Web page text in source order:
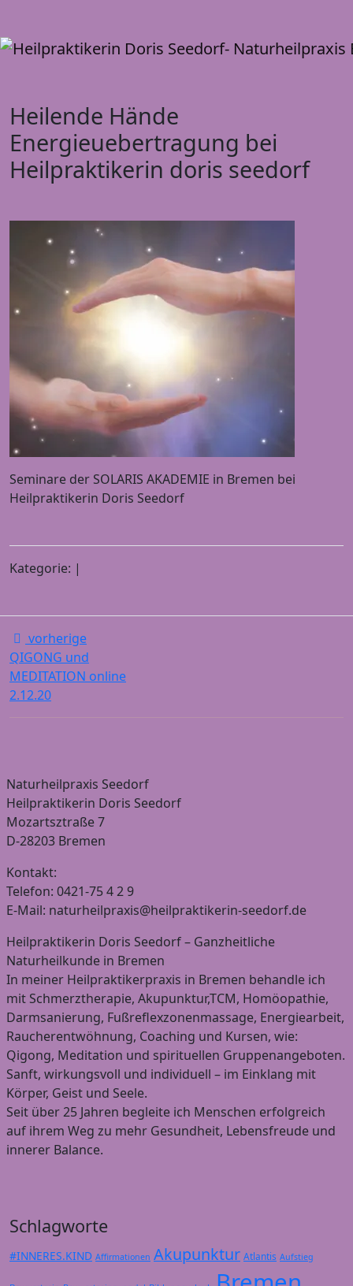
Heilende Hände
Energieuebertragung bei
Heilpraktikerin doris seedorf
Seminare der SOLARIS AKADEMIE in Bremen bei
Heilpraktikerin Doris Seedorf
Kategorie: |
vorherige
QIGONG und
MEDITATION online
2.12.20
Naturheilpraxis Seedorf
Heilpraktikerin Doris Seedorf
Mozartsztraße 7
D-28203 Bremen
Kontakt:
Telefon: 0421-75 4 2 9
E-Mail: naturheilpraxis@heilpraktikerin-seedorf.de
Heilpraktikerin Doris Seedorf – Ganzheitliche
Naturheilkunde in Bremen
In meiner Heilpraktikerpraxis in Bremen behandle ich
mit Schmerztherapie, Akupunktur,TCM, Homöopathie,
Darmsanierung, Fußreflexzonenmassage, Energiearbeit,
Raucherentwöhnung, Coaching und Kursen, wie:
Qigong, Meditation und spirituellen Gruppenangeboten.
Sanft, wirkungsvoll und individuell – im Einklang mit
Körper, Geist und Seele.
Seit über 25 Jahren begleite ich Menschen erfolgreich
auf ihrem Weg zu mehr Gesundheit, Lebensfreude und
innerer Balance.
Schlagworte
#INNERES.KIND Affirmationen Akupunktur Atlantis Aufstieg